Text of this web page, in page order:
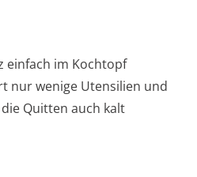
einfach im Kochtopf
nur wenige Utensilien und
Quitten auch kalt